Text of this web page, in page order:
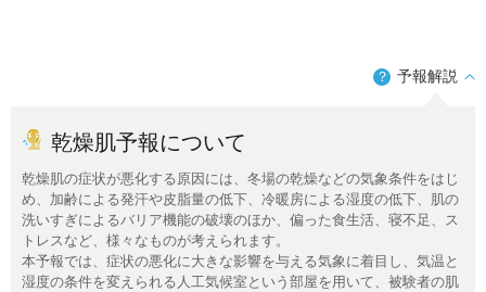
？ 予報解説
乾燥肌予報について
乾燥肌の症状が悪化する原因には、冬場の乾燥などの気象条件をはじ
め、加齢による発汗や皮脂量の低下、冷暖房による湿度の低下、肌の
洗いすぎによるバリア機能の破壊のほか、偏った食生活、寝不足、ス
トレスなど、様々なものが考えられます。
本予報では、症状の悪化に大きな影響を与える気象に着目し、気温と
湿度の条件を変えられる人工気候室という部屋を用いて、被験者の肌